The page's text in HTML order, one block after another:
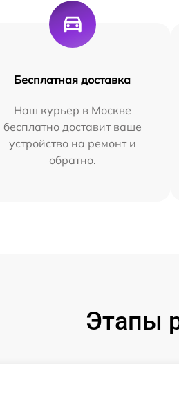
Бесплатная доставка
Наш курьер в Москве
бесплатно доставит ваше
устройство на ремонт и
обратно.
Этапы